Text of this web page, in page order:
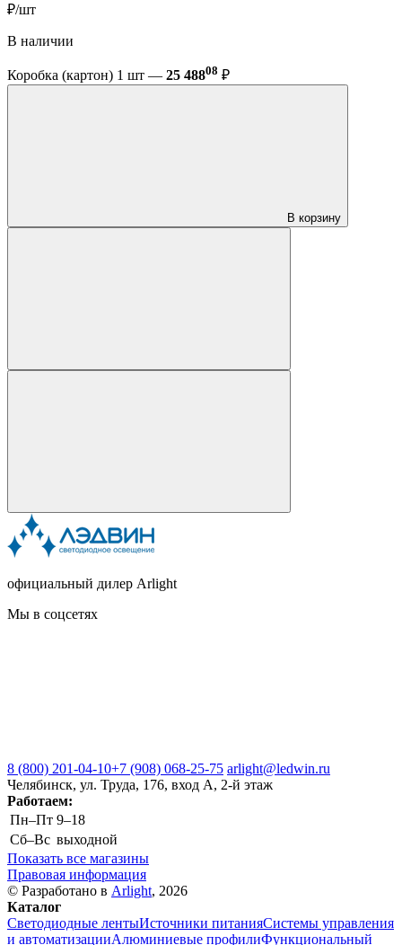
₽/шт
В наличии
Коробка (картон) 1 шт — 25 48808 ₽
В корзину
официальный дилер Arlight
Мы в соцсетях
8 (800) 201-04-10+7 (908) 068-25-75 arlight@ledwin.ru
Челябинск, ул. Труда, 176, вход А, 2-й этаж
Работаем:
Пн–Пт 9–18
Сб–Вс выходной
Показать все магазины
Правовая информация
© Разработано в Arlight, 2026
Каталог
Светодиодные лентыИсточники питанияСистемы управления
и автоматизацииАлюминиевые профилиФункциональный